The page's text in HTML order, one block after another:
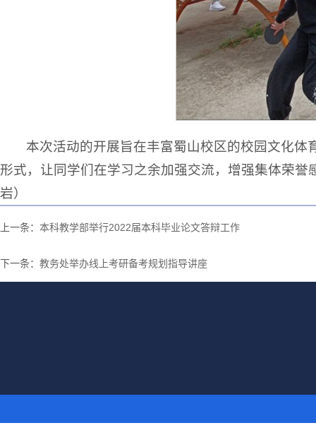
本次活动的开展旨在丰富蜀山校区的校园文化
形式，让同学们在学习之余加强交流，增强集体荣
岩）
上一条： 本科教学部举行2022届本科毕业论文答辩工作
下一条： 教务处举办线上考研备考规划指导讲座